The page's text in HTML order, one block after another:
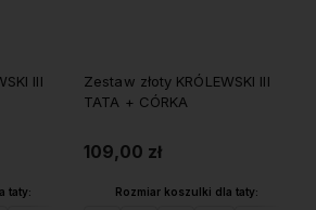
III
taty:
Zestaw złoty KRÓLEWSKI III
TATA + CÓRKA
109,00 zł
Rozmiar koszulki dla taty: